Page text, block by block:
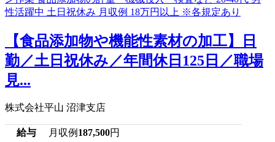
【食品添加物や機能性素材の加工】日
勤／土日祝休み／年間休日125日／職場
見...
株式会社平山 沼津支店
給与 月収例 187,500円